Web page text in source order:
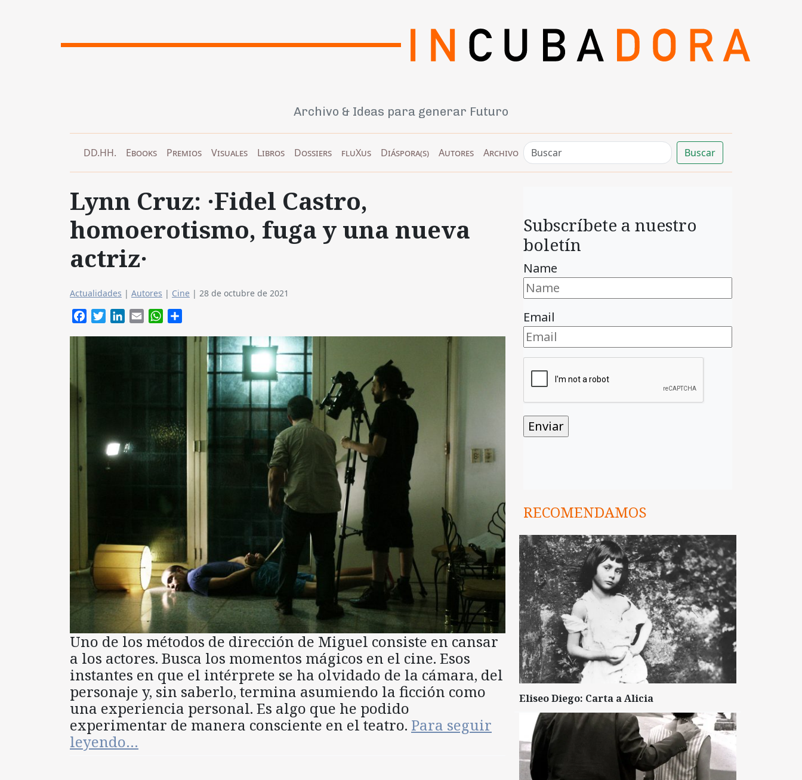
Archivo & Ideas para generar Futuro
DD.HH. Ebooks Premios Visuales Libros Dossiers fluXus Diáspora(s) Autores Archivo Buscar
Lynn Cruz: ·Fidel Castro,
homoerotismo, fuga y una nueva
actriz·
Actualidades | Autores | Cine | 28 de octubre de 2021
FacebookTwitterLinkedIn
Email WhatsApp
Uno de los métodos de dirección de Miguel consiste en cansar
a los actores. Busca los momentos mágicos en el cine. Esos
instantes en que el intérprete se ha olvidado de la cámara, del
personaje y, sin saberlo, termina asumiendo la ficción como
una experiencia personal. Es algo que he podido
experimentar de manera consciente en el teatro. Para seguir
leyendo…
Subscríbete a nuestro
boletín
Name
Email
RECOMENDAMOS
Eliseo Diego: Carta a Alicia